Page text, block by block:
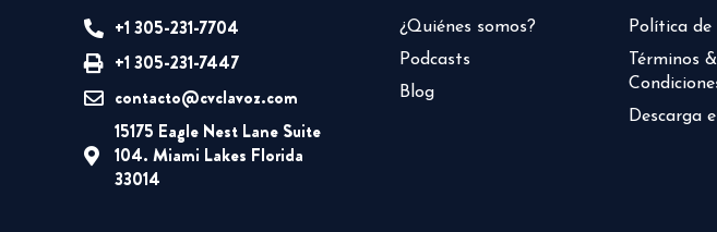
+1 305-231-7704
+1 305-231-7447
contacto@cvclavoz.com
15175 Eagle Nest Lane Suite
104. Miami Lakes Florida
33014
¿Quiénes somos?
Podcasts
Blog
Política de
Términos &
Descarga